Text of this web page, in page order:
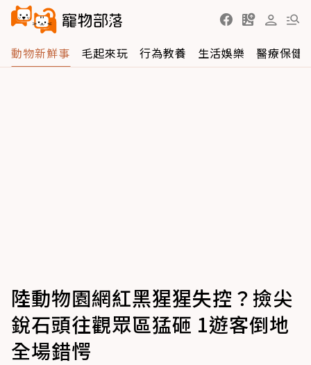
動物新鮮事 毛起來玩 行為教養 生活娛樂 醫療保健
陸動物園網紅黑猩猩失控？撿尖
銳石頭往觀眾區猛砸 1遊客倒地
全場錯愕